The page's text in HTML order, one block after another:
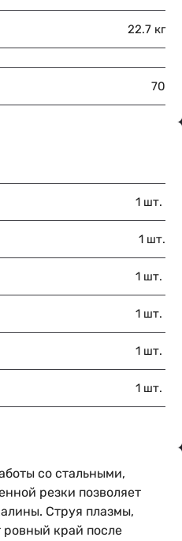
22.7 кг
70
1 шт.
1 шт.
1 шт.
1 шт.
1 шт.
1 шт.
со стальными,
резки позволяет
Струя плазмы,
ровный край после